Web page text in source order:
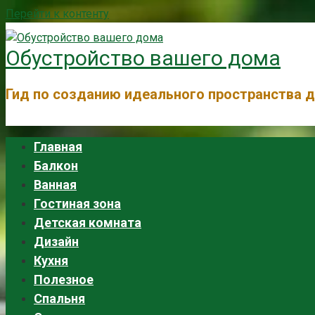
Перейти к контенту
Обустройство вашего дома
Гид по созданию идеального пространства
Главная
Балкон
Ванная
Гостиная зона
Детская комната
Дизайн
Кухня
Полезное
Спальня